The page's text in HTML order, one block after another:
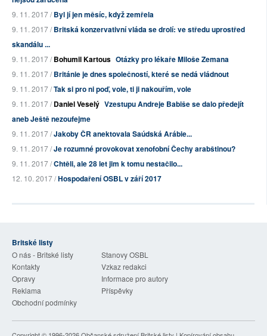
9. 11. 2017 /Byl jí jen měsíc, když zemřela
9. 11. 2017 /Britská konzervativní vláda se drolí: ve středu uprostřed
skandálu ...
9. 11. 2017 /Bohumil Kartous Otázky pro lékaře Miloše Zemana
9. 11. 2017 /Británie je dnes společností, které se nedá vládnout
9. 11. 2017 /Tak si pro ni poď, vole, ti ji nakouřím, vole
9. 11. 2017 /Daniel Veselý Vzestupu Andreje Babiše se dalo předejít
aneb Ještě nezoufejme
9. 11. 2017 /Jakoby ČR anektovala Saúdská Arábie...
9. 11. 2017 /Je rozumné provokovat xenofobní Čechy arabštinou?
9. 11. 2017 /Chtěli, ale 28 let jim k tomu nestačilo...
12. 10. 2017 /Hospodaření OSBL v září 2017
Britské listy
O nás - Britské listy
Stanovy OSBL
Kontakty
Vzkaz redakci
Opravy
Informace pro autory
Reklama
Příspěvky
Obchodní podmínky